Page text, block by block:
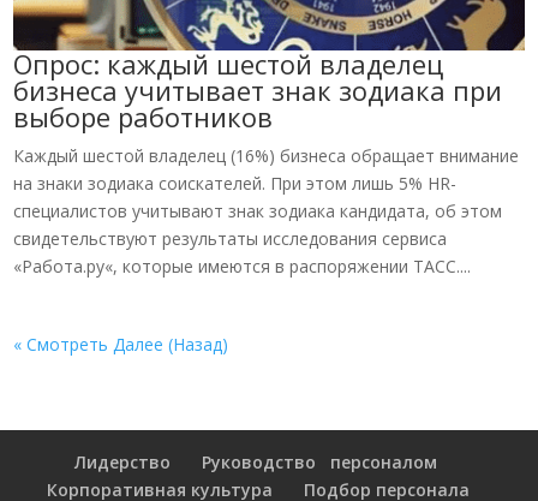
Опрос: каждый шестой владелец
бизнеса учитывает знак зодиака при
выборе работников
Каждый шестой владелец (16%) бизнеса обращает внимание
на знаки зодиака соискателей. При этом лишь 5% HR-
специалистов учитывают знак зодиака кандидата, об этом
свидетельствуют результаты исследования сервиса
«Работа.ру«, которые имеются в распоряжении ТАСС....
« Смотреть Далее (Назад)
Лидерство
Руководство персоналом
Корпоративная культура
Подбор персонала